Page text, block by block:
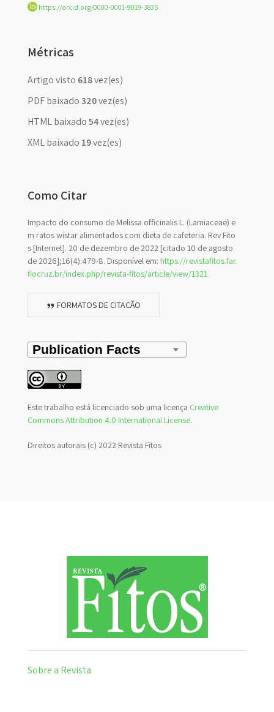
https://orcid.org/0000-0001-9019-3835
Métricas
Artigo visto 618vez(es)
PDF baixado320vez(es)
HTML baixado54vez(es)
XML baixado 19vez(es)
Como Citar
Impacto do consumo de Melissa officinalis L. (Lamiaceae) e
m ratos wistar alimentados com dieta de cafeteria. Rev Fito
s [Internet]. 20 de dezembro de 2022 [citado 10 de agosto
de 2026];16(4):479-8. Disponível em: https://revistafitos.far.
fiocruz.br/index.php/revista-fitos/article/view/1321
FORMATOS DE CITAÇÃO
Este trabalho está licenciado sob uma licença Creative
Commons Attribution 4.0 International License.
Direitos autorais (c) 2022 Revista Fitos
Sobre a Revista